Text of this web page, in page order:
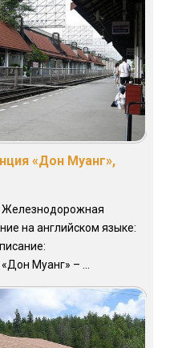
«Дон Муанг»,
Железнодорожная
на английском языке:
Муанг» – ...